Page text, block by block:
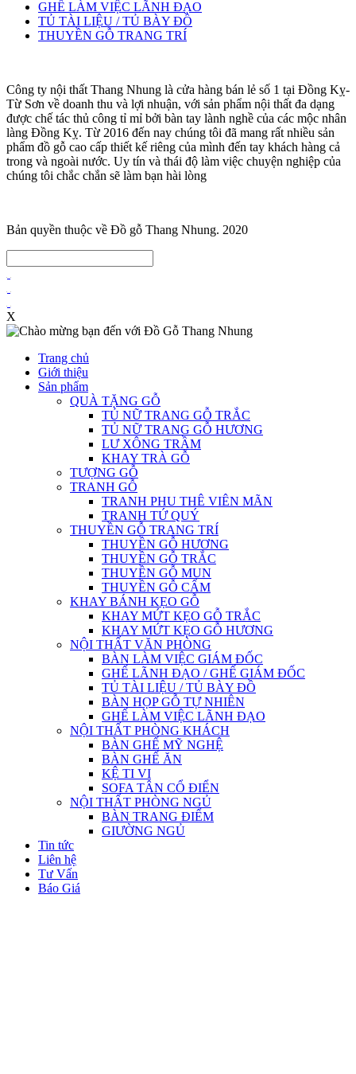
GHẾ LÀM VIỆC LÃNH ĐẠO
TỦ TÀI LIỆU / TỦ BÀY ĐỒ
THUYỀN GỖ TRANG TRÍ
Công ty nội thất Thang Nhung là cửa hàng bán lẻ số 1 tại Đồng Kỵ-
Từ Sơn về doanh thu và lợi nhuận, với sản phẩm nội thất đa dạng
được chế tác thủ công tỉ mỉ bởi bàn tay lành nghề của các mộc nhân
làng Đồng Kỵ. Từ 2016 đến nay chúng tôi đã mang rất nhiều sản
phẩm đồ gỗ cao cấp thiết kế riêng của mình đến tay khách hàng cả
trong và ngoài nước. Uy tín và thái độ làm việc chuyện nghiệp của
chúng tôi chắc chắn sẽ làm bạn hài lòng
Bản quyền thuộc về Đồ gỗ Thang Nhung. 2020
X
Trang chủ
Giới thiệu
Sản phẩm
QUÀ TẶNG GỖ
TỦ NỮ TRANG GỖ TRẮC
TỦ NỮ TRANG GỖ HƯƠNG
LƯ XÔNG TRẦM
KHAY TRÀ GỖ
TƯỢNG GỖ
TRANH GỖ
TRANH PHU THÊ VIÊN MÃN
TRANH TỨ QUÝ
THUYỀN GỖ TRANG TRÍ
THUYỀN GỖ HƯƠNG
THUYỀN GỖ TRẮC
THUYỀN GỖ MUN
THUYỀN GỖ CẨM
KHAY BÁNH KẸO GỖ
KHAY MỨT KẸO GỖ TRẮC
KHAY MỨT KẸO GỖ HƯƠNG
NỘI THẤT VĂN PHÒNG
BÀN LÀM VIỆC GIÁM ĐỐC
GHẾ LÃNH ĐẠO / GHẾ GIÁM ĐỐC
TỦ TÀI LIỆU / TỦ BÀY ĐỒ
BÀN HỌP GỖ TỰ NHIÊN
GHẾ LÀM VIỆC LÃNH ĐẠO
NỘI THẤT PHÒNG KHÁCH
BÀN GHẾ MỸ NGHỆ
BÀN GHẾ ĂN
KỆ TI VI
SOFA TÂN CỔ ĐIỂN
NỘI THẤT PHÒNG NGỦ
BÀN TRANG ĐIỂM
GIƯỜNG NGỦ
Tin tức
Liên hệ
Tư Vấn
Báo Giá